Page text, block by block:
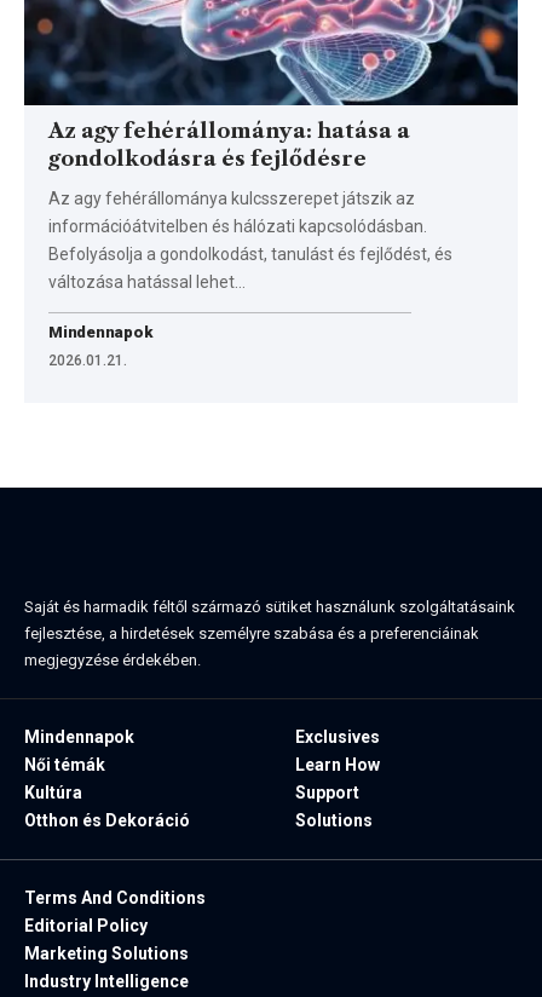
Az agy fehérállománya: hatása a
gondolkodásra és fejlődésre
Az agy fehérállománya kulcsszerepet játszik az
információátvitelben és hálózati kapcsolódásban.
Befolyásolja a gondolkodást, tanulást és fejlődést, és
változása hatással lehet…
Mindennapok
2026.01.21.
Saját és harmadik féltől származó sütiket használunk szolgáltatásaink
fejlesztése, a hirdetések személyre szabása és a preferenciáinak
megjegyzése érdekében.
Mindennapok
Női témák
Kultúra
Otthon és Dekoráció
Exclusives
Learn How
Support
Solutions
Terms And Conditions
Editorial Policy
Marketing Solutions
Industry Intelligence